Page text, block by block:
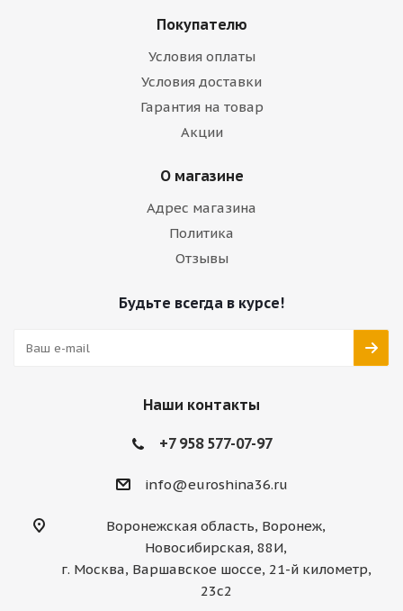
Покупателю
Условия оплаты
Условия доставки
Гарантия на товар
Акции
О магазине
Адрес магазина
Политика
Отзывы
Будьте всегда в курсе!
Наши контакты
+7 958 577-07-97
info@euroshina36.ru
Воронежская область, Воронеж,
Новосибирская, 88И,
г. Москва, Варшавское шоссе, 21-й километр,
23с2